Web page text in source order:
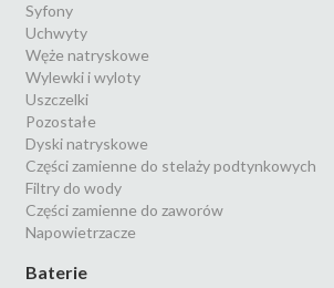
Syfony
Uchwyty
Węże natryskowe
Wylewki i wyloty
Uszczelki
Pozostałe
Dyski natryskowe
Części zamienne do stelaży podtynkowych
Filtry do wody
Części zamienne do zaworów
Napowietrzacze
Baterie